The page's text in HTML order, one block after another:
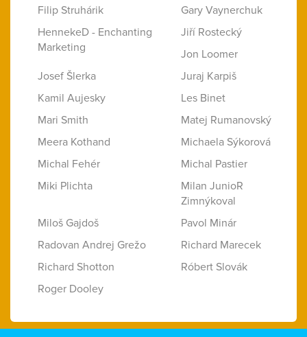
Filip Struhárik
Gary Vaynerchuk
HennekeD - Enchanting
Marketing
Jiří Rostecký
Jon Loomer
Josef Šlerka
Juraj Karpiš
Kamil Aujesky
Les Binet
Mari Smith
Matej Rumanovský
Meera Kothand
Michaela Sýkorová
Michal Fehér
Michal Pastier
Miki Plichta
Milan JunioR
Zimnýkoval
Miloš Gajdoš
Pavol Minár
Radovan Andrej Grežo
Richard Marecek
Richard Shotton
Róbert Slovák
Roger Dooley